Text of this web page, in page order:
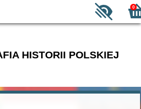
0
HISTORII POLSKIEJ